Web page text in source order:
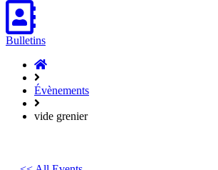
Bulletins
Accueil
Évènements
vide grenier